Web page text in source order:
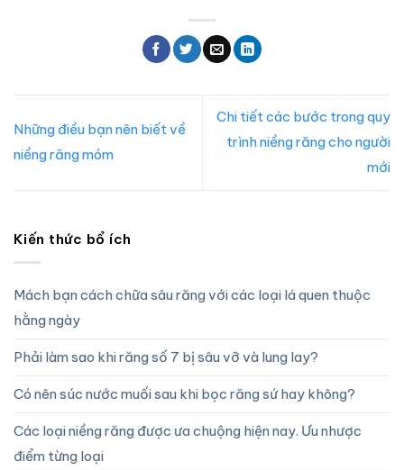
Những điều bạn nên biết về
niềng răng móm
Chi tiết các bước trong quy
trình niềng răng cho người
mới
Kiến thức bổ ích
Mách bạn cách chữa sâu răng với các loại lá quen thuộc
hằng ngày
Phải làm sao khi răng số 7 bị sâu vỡ và lung lay?
Có nên súc nước muối sau khi bọc răng sứ hay không?
Các loại niềng răng được ưa chuộng hiện nay. Ưu nhược
điểm từng loại